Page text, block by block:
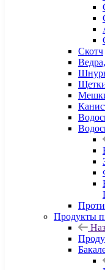
Скотч
Продукты